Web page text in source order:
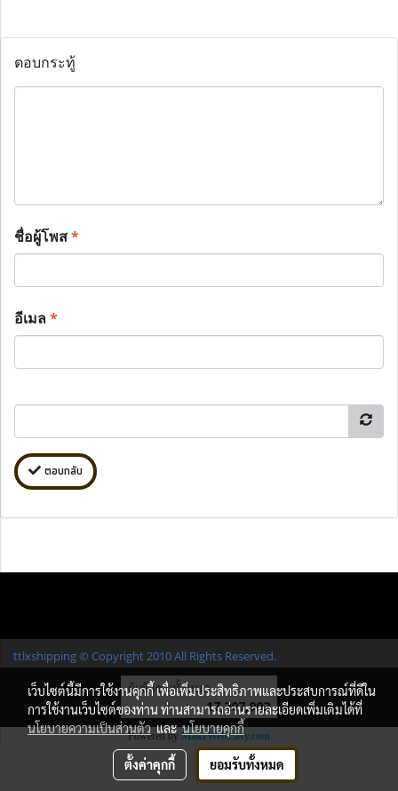
ตอบกระทู้
ชื่อผู้โพส*
อีเมล*
ตอบกลับ
ttlxshipping © Copyright 2010 All Rights Reserved.
ผู้เข้าชมทั้งหมด
17,207,902
Powered by MakeWebEasy.com
เว็บไซต์นี้มีการใช้งานคุกกี้ เพื่อเพิ่มประสิทธิภาพและประสบการณ์ที่ดีใน
การใช้งานเว็บไซต์ของท่าน ท่านสามารถอ่านรายละเอียดเพิ่มเติมได้ที่
นโยบายความเป็นส่วนตัวและนโยบายคุกกี้
ตั้งค่าคุกกี้ ยอมรับทั้งหมด